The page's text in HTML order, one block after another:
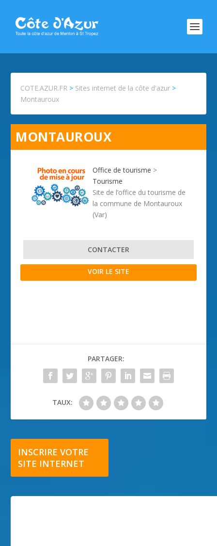
COTE.AZUR.FR > Sites internet de la côte d'azur >
Montauroux
MONTAUROUX
Office de tourisme >
Tourisme
Site de l’office du tourisme de
la commune de Montauroux
(Var)
CONTACTER
VOIR LE SITE
PARTAGER:
TAUX:
INSCRIRE VOTRE
SITE INTERNET